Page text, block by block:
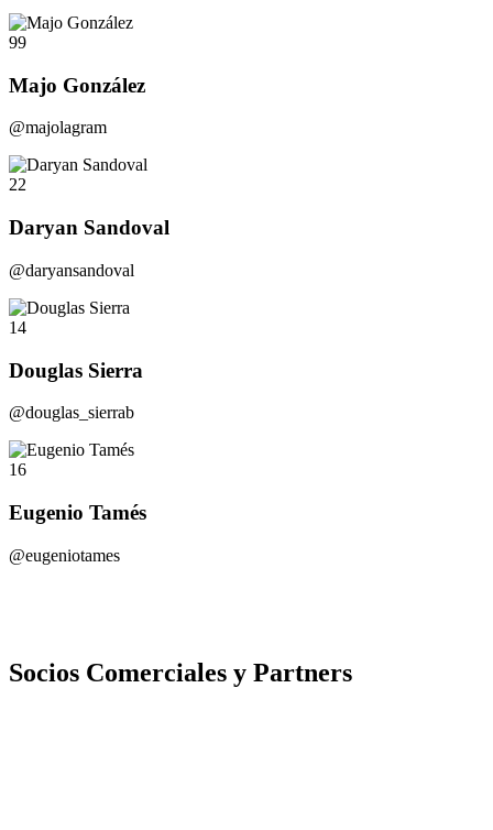
99
Majo González
@majolagram
22
Daryan Sandoval
@daryansandoval
14
Douglas Sierra
@douglas_sierrab
16
Eugenio Tamés
@eugeniotames
Socios Comerciales y Partners